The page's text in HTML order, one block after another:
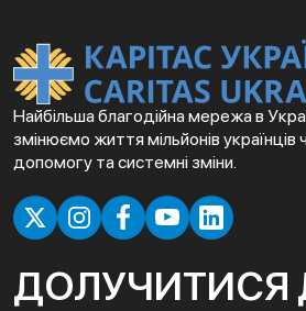
Найбільша благодійна мережа в
змінюємо життя мільйонів українців
допомогу та системні зміни.
ДОЛУЧИТИСЯ